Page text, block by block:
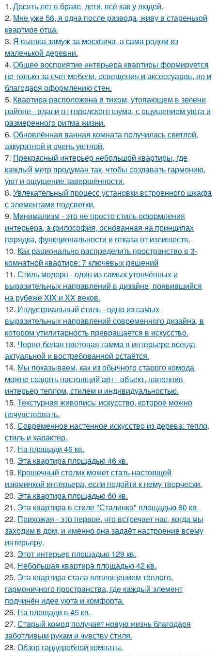
1. Десять лет в браке, дети, всё как у людей.
2. Мне уже 56, я одна после развода, живу в старенькой
квартире отца.
3. Я вышла замуж за москвича, а сама родом из
маленькой деревни.
4. Общее восприятие интерьера квартиры формируется
не только за счет мебели, освещения и аксессуаров, но и
благодаря оформлению стен.
5. Квартира расположена в тихом, утопающем в зелени
районе - вдали от городского шума, с ощущением уюта и
размеренного ритма жизни.
6. Обновлённая ванная комната получилась светлой,
аккуратной и очень уютной.
7. Прекрасный интерьер небольшой квартиры, где
каждый метр продуман так, чтобы создавать гармонию,
уют и ощущение завершённости.
8. Увлекательный процесс установки встроенного шкафа
с элементами подсветки.
9. Минимализм - это не просто стиль оформления
интерьера, а философия, основанная на принципах
порядка, функциональности и отказа от излишеств.
10. Как рационально распределить пространство в 3-
комнатной квартире: 7 ключевых решений
11. Стиль модерн - один из самых утончённых и
выразительных направлений в дизайне, появившийся
на рубеже XIX и XX веков.
12. Индустриальный стиль - одно из самых
выразительных направлений современного дизайна, в
котором утилитарность превращается в искусство.
13. Черно-белая цветовая гамма в интерьере всегда
актуальной и востребованной остаётся.
14. Мы показываем, как из обычного старого комода
можно создать настоящий арт - объект, наполнив
интерьер теплом, стилем и индивидуальностью.
15. Текстурная живопись: искусство, которое можно
почувствовать.
16. Современное настенное искусство из дерева: тепло,
стиль и характер.
17. На площади 46 кв.
18. Эта квартира площадью 46 кв.
19. Крошечный столик может стать настоящей
изюминкой интерьера, если подойти к нему творчески.
20. Эта квартира площадью 60 кв.
21. Эта квартира в стиле "Сталинка" площадью 80 кв.
22. Прихожая - это первое, что встречает нас, когда мы
заходим в дом, и именно она задаёт настроение всему
интерьеру.
23. Этот интерьер площадью 129 кв.
24. Небольшая квартира площадью 42 кв.
25. Эта квартира стала воплощением тёплого,
гармоничного пространства, где каждый элемент
подчинён идее уюта и комфорта.
26. На площади в 45 кв.
27. Старый комод получает новую жизнь благодаря
заботливым рукам и чувству стиля.
28. Обзор гардеробной комнаты.